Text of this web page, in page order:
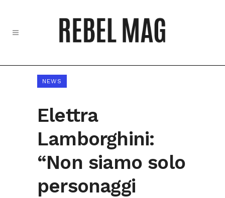
NEWS
Elettra
Lamborghini:
“Non siamo solo
personaggi